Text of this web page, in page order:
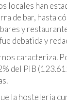
locales han
de bar, hasta
y
debatida y
caracteriza.
del PIB
la hostelería